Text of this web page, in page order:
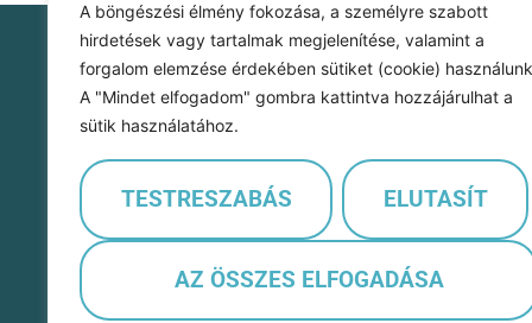
A böngészési élmény fokozása, a személyre szabott
hirdetések vagy tartalmak megjelenítése, valamint a
forgalom elemzése érdekében sütiket (cookie)
A "Mindet elfogadom" gombra kattintva hozzájárulhat a
sütik használatához.
TESTRESZABÁS ELUTASÍT
AZ ÖSSZES ELFOGADÁSA
Szofi Kontír Kft.
1107 Budapest
Szállás utca 16/B 1. em. 15.
cégjegyzékszám: 01-09-405324
adószám: 32071120-2-42
e-mail cím: info@feherangyal.hu
Hívj minket: +36205020966